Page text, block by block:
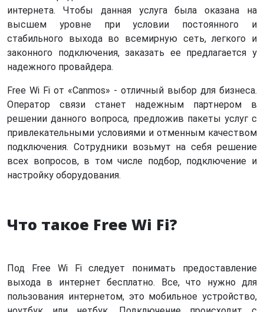
интернета. Чтобы данная услуга была оказана на
высшем уровне при условии постоянного и
стабильного выхода во всемирную сеть, легкого и
законного подключения, заказать ее предлагается у
надежного провайдера.
Free Wi Fi от «Canmos» - отличный выбор для бизнеса.
Оператор связи станет надежным партнером в
решении данного вопроса, предложив пакеты услуг с
привлекательными условиями и отменным качеством
подключения. Сотрудники возьмут на себя решение
всех вопросов, в том числе подбор, подключение и
настройку оборудования.
Что такое Free Wi Fi?
Под Free Wi Fi следует понимать предоставление
выхода в интернет бесплатно. Все, что нужно для
пользования интернетом, это мобильное устройство,